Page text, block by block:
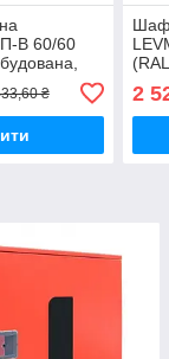
В 60/60
мм) ₴ 2